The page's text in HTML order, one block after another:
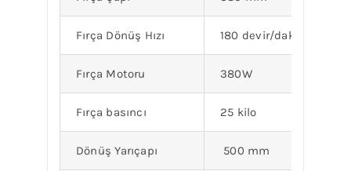
Fırça Dönüş Hızı 180 devir/dakika
Fırça Motoru 380W
Fırça basıncı 25 kilo
Dönüş Yarıçapı 500 mm